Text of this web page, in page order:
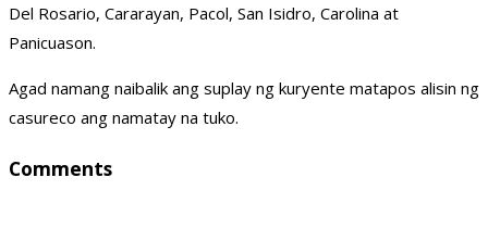
Del Rosario, Cararayan, Pacol, San Isidro, Carolina at
Panicuason.
Agad namang naibalik ang suplay ng kuryente matapos alisin ng
casureco ang namatay na tuko.
Comments